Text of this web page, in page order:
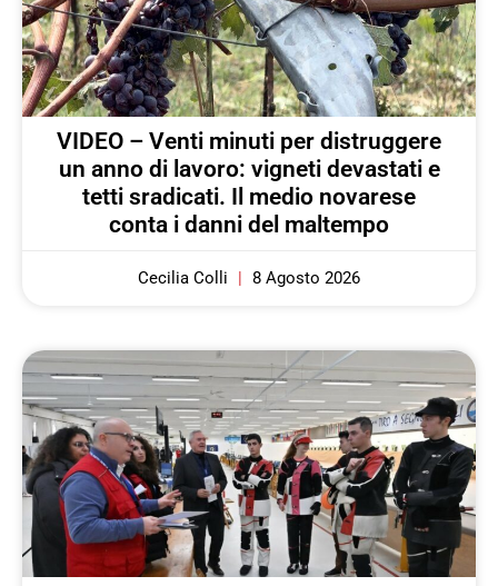
VIDEO – Venti minuti per distruggere
un anno di lavoro: vigneti devastati e
tetti sradicati. Il medio novarese
conta i danni del maltempo
Cecilia Colli 8 Agosto 2026